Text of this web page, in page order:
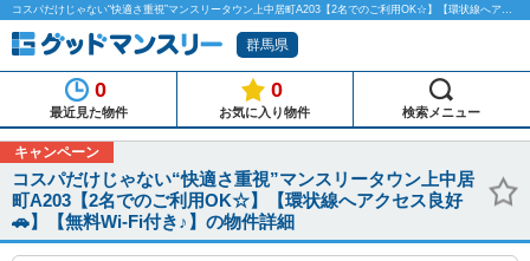
コスパだけじゃない“快適さ重視”マンスリータウン上中居町A203【2名でのご利用OK☆】【環状線へアクセス良好🚗】【無料Wi-Fi付き♪】のマンスリーマンション物件詳細「グッドマンスリー」
群馬県
0
最近見た物件
0
お気に入り物件 検索メニュー
キャンペーン
コスパだけじゃない“快適さ重視”マンスリータウン上中居
町A203【2名でのご利用OK☆】【環状線へアクセス良好
🚗】【無料Wi-Fi付き♪】の物件詳細